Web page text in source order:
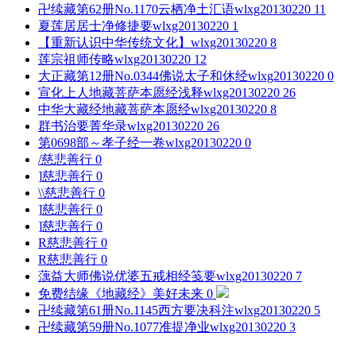
卍续藏第62册No.1170云栖净土汇语wlxg20130220 11
夏莲居居士净修捷要wlxg20130220 1
【重新认识中华传统文化】 wlxg20130220 8
莲宗祖师传略wlxg20130220 12
大正藏第12册No.0344佛说太子和休经wlxg20130220 0
宣化上人地藏菩萨本愿经浅释wlxg20130220 26
中华大藏经地藏菩萨本愿经wlxg20130220 8
群书治要菁华录wlxg20130220 26
第0698部～孝子经一卷wlxg20130220 0
/慈悲善行 0
]慈悲善行 0
\\慈悲善行 0
]慈悲善行 0
]慈悲善行 0
R慈悲善行 0
R慈悲善行 0
蕅益大师佛说优婆五戒相经笺要wlxg20130220 7
免费结缘《地藏经》 美好未来 0
卍续藏第61册No.1145西方要决科注wlxg20130220 5
卍续藏第59册No.1077准提净业wlxg20130220 3